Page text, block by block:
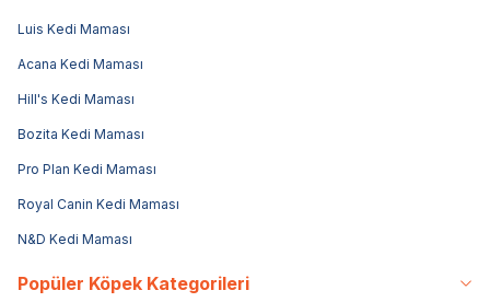
Luis Kedi Maması
Acana Kedi Maması
Hill's Kedi Maması
Bozita Kedi Maması
Pro Plan Kedi Maması
Royal Canin Kedi Maması
N&D Kedi Maması
Popüler Köpek Kategorileri